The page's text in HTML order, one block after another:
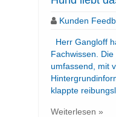
Kunden
Herr Gangloff
Fachwissen.
umfassend, mit
klappte
Weiterlesen »